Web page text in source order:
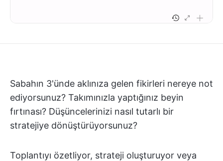
Sabahın 3'ünde aklınıza gelen fikirleri nereye not
ediyorsunuz? Takımınızla yaptığınız beyin
fırtınası? Düşüncelerinizi nasıl tutarlı bir
stratejiye dönüştürüyorsunuz?
Toplantıyı özetliyor, strateji oluşturuyor veya